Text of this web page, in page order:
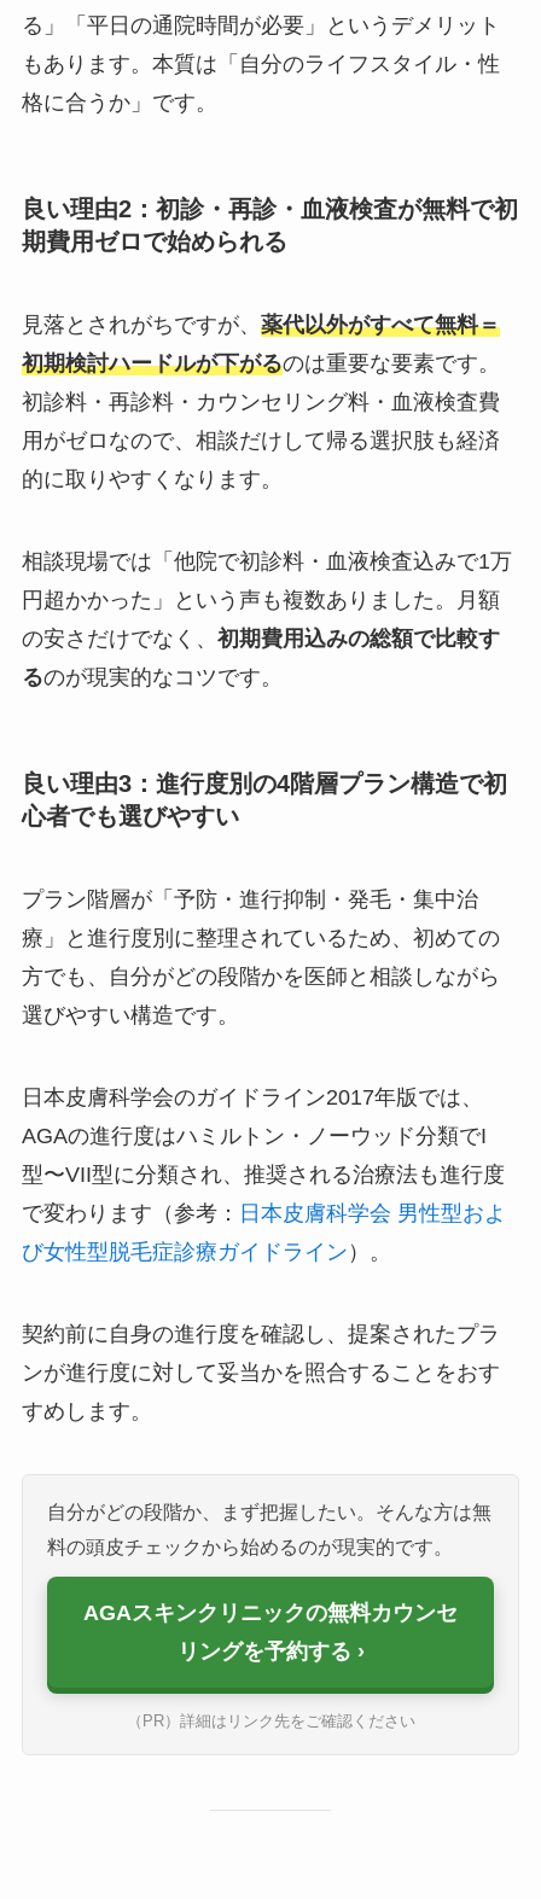
る」「平日の通院時間が必要」というデメリット
もあります。本質は「自分のライフスタイル・性
格に合うか」です。
良い理由2：初診・再診・血液検査が無料で初
期費用ゼロで始められる
見落とされがちですが、 薬代以外がすべて無料＝
初期検討ハードルが下がるのは重要な要素です。
初診料・再診料・カウンセリング料・血液検査費
用がゼロなので、相談だけして帰る選択肢も経済
的に取りやすくなります。
相談現場では「他院で初診料・血液検査込みで1万
円超かかった」という声も複数ありました。月額
の安さだけでなく、 初期費用込みの総額で比較す
るのが現実的なコツです。
良い理由3：進行度別の4階層プラン構造で初
心者でも選びやすい
プラン階層が「予防・進行抑制・発毛・集中治
療」と進行度別に整理されているため、初めての
方でも、自分がどの段階かを医師と相談しながら
選びやすい構造です。
日本皮膚科学会のガイドライン2017年版では、
AGAの進行度はハミルトン・ノーウッド分類でI
型〜VII型に分類され、推奨される治療法も進行度
で変わります（参考： 日本皮膚科学会 男性型およ
び女性型脱毛症診療ガイドライン ）。
契約前に自身の進行度を確認し、提案されたプラ
ンが進行度に対して妥当かを照合することをおす
すめします。
自分がどの段階か、まず把握したい。そんな方は無
料の頭皮チェックから始めるのが現実的です。
AGAスキンクリニックの無料カウンセ
リングを予約する
（PR）詳細はリンク先をご確認ください